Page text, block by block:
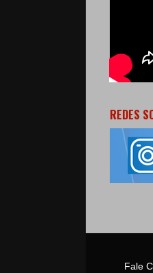
REDES
Fale